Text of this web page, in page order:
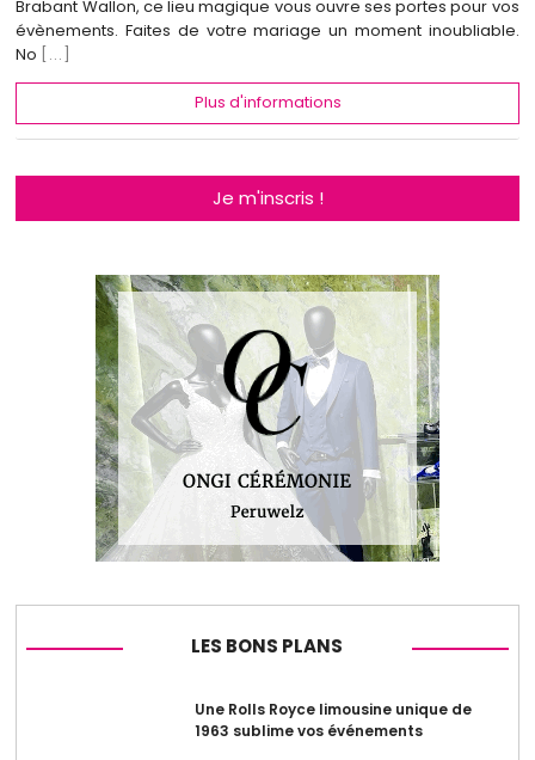
Brabant Wallon, ce lieu magique vous ouvre ses portes pour vos
évènements. Faites de votre mariage un moment inoubliable.
No [...]
Plus d'informations
Je m'inscris !
LES BONS PLANS
Une Rolls Royce limousine unique de
1963 sublime vos événements